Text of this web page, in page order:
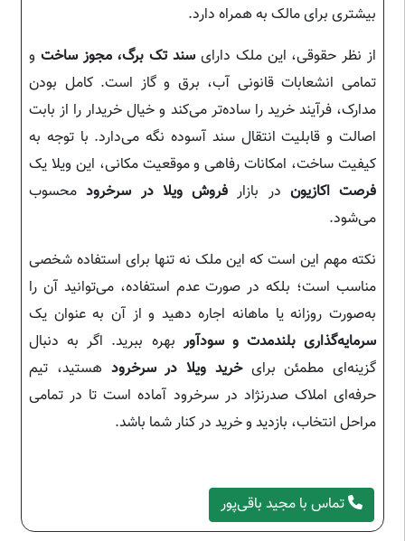
بیشتری برای مالک به همراه دارد.
از نظر حقوقی، این ملک دارای سند تک برگ، مجوز ساخت و
تمامی انشعابات قانونی آب، برق و گاز است. کامل بودن
مدارک، فرآیند خرید را ساده‌تر می‌کند و خیال خریدار را از بابت
اصالت و قابلیت انتقال سند آسوده نگه می‌دارد. با توجه به
کیفیت ساخت، امکانات رفاهی و موقعیت مکانی، این ویلا یک
فرصت اکازیون در بازار فروش ویلا در سرخرودمحسوب
می‌شود.
نکته مهم این است که این ملک نه تنها برای استفاده شخصی
مناسب است؛ بلکه در صورت عدم استفاده، می‌توانید آن را
به‌صورت روزانه یا ماهانه اجاره دهید و از آن به عنوان یک
سرمایه‌گذاری بلندمدت و سودآور بهره ببرید. اگر به دنبال
گزینه‌ای مطمئن برایخرید ویلا در سرخرود هستید، تیم
حرفه‌ای املاک صدرنژاد در سرخرود آماده است تا در تمامی
مراحل انتخاب، بازدید و خرید در کنار شما باشد.
تماس با مجید باقی‌پور